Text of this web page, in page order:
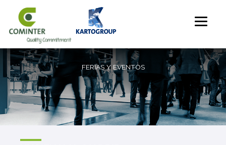
FERIAS Y EVENTOS